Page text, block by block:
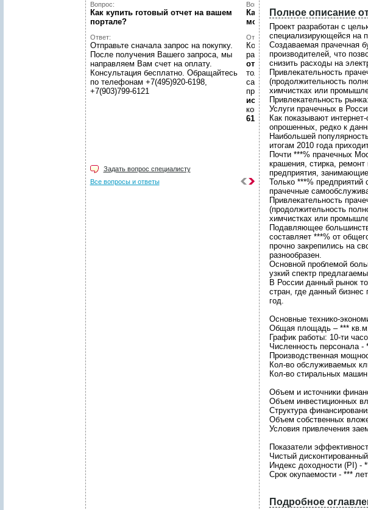
Вопрос:
Как купить готовый отчет на вашем
портале?
Ответ:
Отправьте сначала запрос на покупку.
После получения Вашего запроса, мы
направляем Вам счет на оплату.
Консультация бесплатно. Обращайтесь
по телефонам +7(495)920-6198,
+7(903)799-6121
Вопрос:
Как найти нужное мне
можете помочь?
Ответ:
Конечно поможем! На портале
размещеноболее 21000
отчетов, при этом мы не
только готовыми материалами.
самой сложной теме мы всегда
предложитьиндивидуальное
исследование. Обращайтесь для
консультации по телефонкм
6198, +7(903)799-6121
Задать вопрос специалисту
Все вопросы и ответы
л
и
д
а
н
н
ы
й
о
т
ч
ё
т
В
а
м
н
е
п
о
д
х
о
д
и
т
,
В
ы
м
о
ж
т
е
:
1
.
З
а
а
з
а
т
ь
б
н
о
в
н
Полное описание
Проект разработан с
специализирующейся на
Создаваемая прачечная
производителей, что
снизить расходы на
Привлекательность
(продолжительность
химчистках или
Привлекательность рынка:
Услуги прачечных в
Как показывают
опрошенных, редко к
Наибольшей
итогам 2010 года
Почти ***% прачечных
крашения, стирка,
предприятия,
Только ***% предприятий
прачечные
Привлекательность
(продолжительность
химчистках или
Подавляющее
составляет ***% от
прочно закрепились на
разнообразен.
Основной проблемой
узкий спектр
В России данный рынок
стран, где данный
год.
Основные технико-
Общая площадь – ***
График работы: 10-ти
Численность персонала -
Производственная
Кол-во обслуживаемых
Кол-во стиральных
Объем и источники
Объем инвестиционных
Структура
Объем собственных
Условия привлечения
Показатели
Чистый
Индекс доходности (PI) -
Срок окупаемости - ***
Подробное